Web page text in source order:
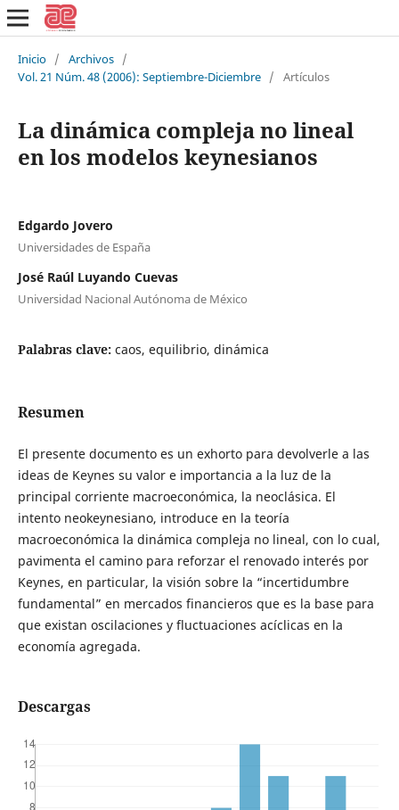
Inicio / Archivos /
Vol. 21 Núm. 48 (2006): Septiembre-Diciembre / Artículos
La dinámica compleja no lineal
en los modelos keynesianos
Edgardo Jovero
Universidades de España
José Raúl Luyando Cuevas
Universidad Nacional Autónoma de México
Palabras clave: caos, equilibrio, dinámica
Resumen
El presente documento es un exhorto para devolverle a las
ideas de Keynes su valor e importancia a la luz de la
principal corriente macroeconómica, la neoclásica. El
intento neokeynesiano, introduce en la teoría
macroeconómica la dinámica compleja no lineal, con lo cual,
pavimenta el camino para reforzar el renovado interés por
Keynes, en particular, la visión sobre la “incertidumbre
fundamental” en mercados financieros que es la base para
que existan oscilaciones y fluctuaciones acíclicas en la
economía agregada.
Descargas